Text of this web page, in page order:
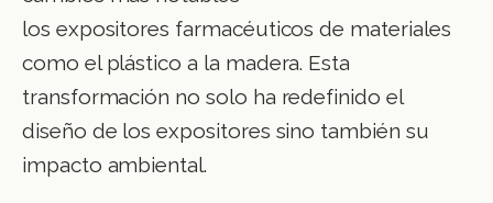
los expositores farmacéuticos de materiales
como el plástico a la madera. Esta
transformación no solo ha redefinido el
diseño de los expositores sino también su
impacto ambiental.